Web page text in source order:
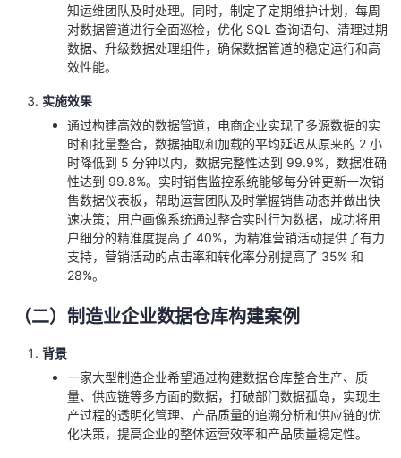
知运维团队及时处理。同时，制定了定期维护计划，每周
对数据管道进行全面巡检，优化 SQL 查询语句、清理过期
数据、升级数据处理组件，确保数据管道的稳定运行和高
效性能。
实施效果
通过构建高效的数据管道，电商企业实现了多源数据的实
时和批量整合，数据抽取和加载的平均延迟从原来的 2 小
时降低到 5 分钟以内，数据完整性达到 99.9%，数据准确
性达到 99.8%。实时销售监控系统能够每分钟更新一次销
售数据仪表板，帮助运营团队及时掌握销售动态并做出快
速决策；用户画像系统通过整合实时行为数据，成功将用
户细分的精准度提高了 40%，为精准营销活动提供了有力
支持，营销活动的点击率和转化率分别提高了 35% 和
28%。
（二）制造业企业数据仓库构建案例
背景
一家大型制造企业希望通过构建数据仓库整合生产、质
量、供应链等多方面的数据，打破部门数据孤岛，实现生
产过程的透明化管理、产品质量的追溯分析和供应链的优
化决策，提高企业的整体运营效率和产品质量稳定性。